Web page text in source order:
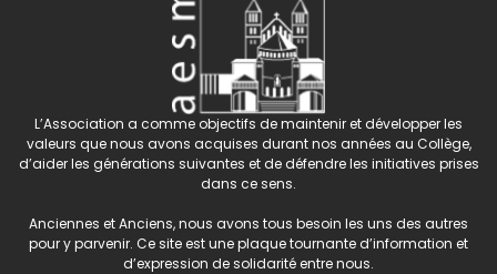
L’Association a comme objectifs de maintenir et développer les
valeurs que nous avons acquises durant nos années au Collège,
d’aider les générations suivantes et de défendre les initiatives prises
dans ce sens.
Anciennes et Anciens, nous avons tous besoin les uns des autres
pour y parvenir. Ce site est une plaque tournante d’information et
d’expression de solidarité entre nous.